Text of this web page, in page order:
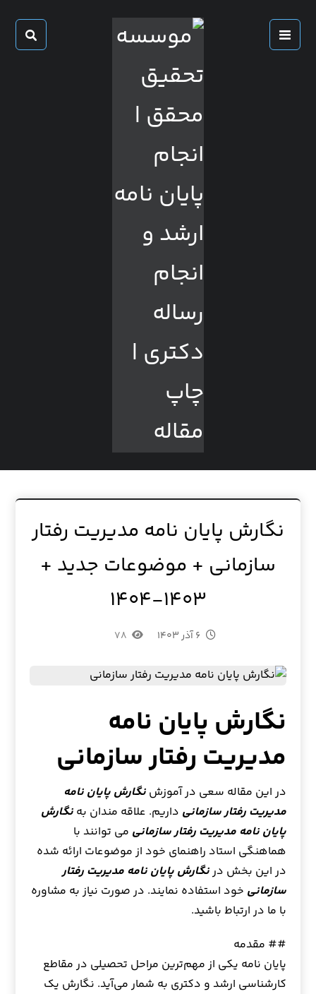
نگارش پایان نامه مدیریت رفتار
سازمانی + موضوعات جدید +
۱۴۰۳-۱۴۰۴
۶ آذر ۱۴۰۳ ۷۸
نگارش پایان نامه
مدیریت رفتار سازمانی
در این مقاله سعی در آموزشنگارش پایان نامه
مدیریت رفتار سازمانی داریم. علاقه مندان بهنگارش
پایان نامه مدیریت رفتار سازمانی می توانند با
هماهنگی استاد راهنمای خود از موضوعات ارائه شده
در این بخش درنگارش پایان نامه مدیریت رفتار
سازمانی خود استفاده نمایند. در صورت نیاز به مشاوره
با ما در ارتباط باشید.
## مقدمه
پایان نامه یکی از مهم‌ترین مراحل تحصیلی در مقاطع
کارشناسی ارشد و دکتری به شمار می‌آید. نگارش یک